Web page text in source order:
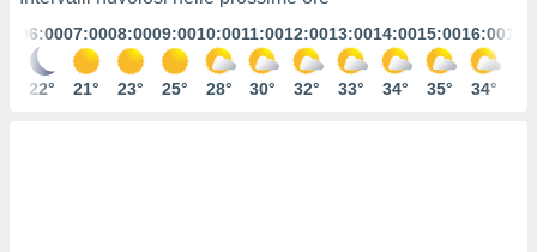
ACCETTA
06:00
22°
07:00
21°
08:00
23°
09:00
25°
10:00
28°
11:00
30°
12:00
32°
13:00
33°
14:00
34°
15:00
35°
16:00
34°